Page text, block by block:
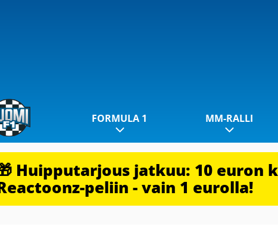
FORMULA 1 MM-RALLI
Huipputarjous jatkuu: 10 euron
peliin - vain 1 eurolla!